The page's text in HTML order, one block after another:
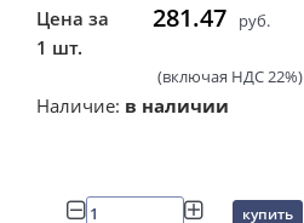
Цена за
1 шт.
281.47 руб.
(включая НДС 22%)
Наличие: в наличии
купить